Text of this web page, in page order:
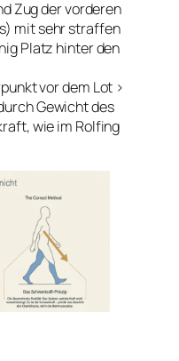
Zug der vorderen
mit sehr straffen
Platz hinter den
vor dem Lot >
Gewicht des
wie im Rolfing